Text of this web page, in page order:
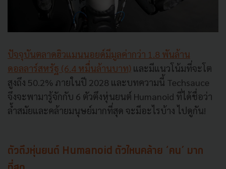
ปัจจุบันตลาดฮิวแมนนอยด์มีมูลค่ากว่า 1.8 พันล้าน
ดอลลาร์สหรัฐ (6.4 หมื่นล้านบาท) และมีแนวโน้มที่จะโต
สูงถึง 50.2% ภายในปี 2028 และบทความนี้ Techsauce
จึงจะพามารู้จักกับ 6 ตัวตึงหุ่นยนต์ Humanoid ที่ได้ชื่อว่า
ล้ำสมัยและคล้ายมนุษย์มากที่สุด จะมีอะไรบ้าง ไปดูกัน!
ตัวตึงหุ่นยนต์ Humanoid ตัวไหนคล้าย ‘คน’ มาก